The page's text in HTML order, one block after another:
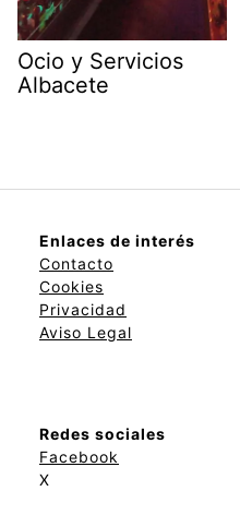
Ocio y Servicios
Albacete
Enlaces de interés
Contacto
Cookies
Privacidad
Aviso Legal
Redes sociales
Facebook
X